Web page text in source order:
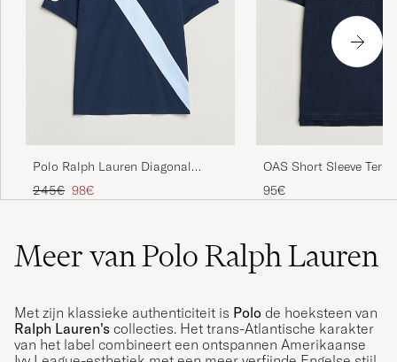
Polo Ralph Lauren Diagonal
Striped Polo Newport Navy
Reguliere prijs
245€ Verlaagd prijs
98€
OAS Short Sleeve Terry
95€
Meer van Polo Ralph Lauren
Met zijn klassieke authenticiteit is Polo de hoeksteen van
Ralph Lauren's collecties. Het trans-Atlantische karakter
van het label combineert een ontspannen Amerikaanse